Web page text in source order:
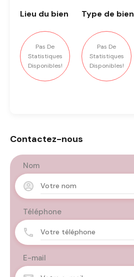
Lieu du bien
Pas De
Statistiques
Disponibles!
Type de bien
Pas De
Statistiques
Disponibles!
Contactez-nous
Nom
Téléphone
E-mail